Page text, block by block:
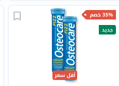
35% خصم
جديد
أقل سعر